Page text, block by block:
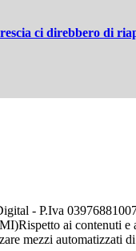
ci direbbero di
- P.Iva
Rispetto ai contenuti e
mezzi automatizzati